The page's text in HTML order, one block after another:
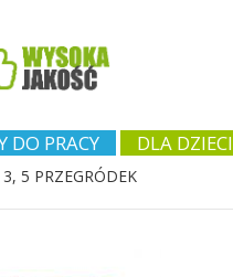
DO PRACY DLA DZIECI
5 PRZEGRÓDEK